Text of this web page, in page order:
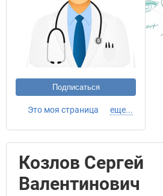
Подписаться
Это моя страница еще...
Козлов Сергей
Валентинович